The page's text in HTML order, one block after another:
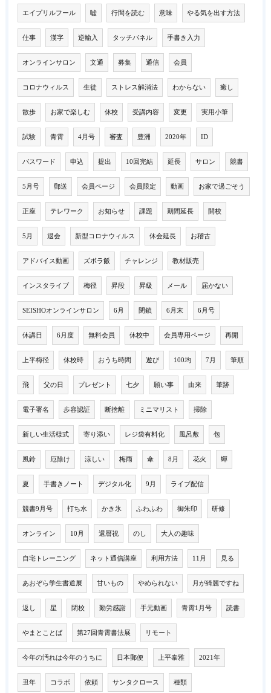
エイプリルフール 嘘 行間を読む 意味 やる気を出す方法
仕事 漢字 逆輸入 タッチパネル 手書き入力
オンラインサロン 文通 募集 通信 会員
コロナウィルス 生徒 ストレス解消法 わからない 癒し
散歩 お家で楽しむ 休校 受講内容 変更 実用小筆
試験 青霄 4月号 審査 豊洲 2020年 ID
パスワード 申込 提出 10回完結 延長 サロン 競書
5月号 郵送 会員ページ 会員限定 動画 お家で過ごそう
正座 テレワーク お知らせ 課題 期間延長 開校
5月 退会 新型コロナウィルス 休会延長 お稽古
アドバイス動画 ズボラ飯 チャレンジ 教材販売
インスタライブ 梅径 昇段 昇級 メール 届かない
SEISHOオンラインサロン 6月 閉鎖 6月末 6月号
休講日 6月度 無料会員 休校中 会員専用ページ 再開
上平梅径 休校時 おうち時間 遊び 100均 7月 筆順
飛 父の日 プレゼント 七夕 願い事 由来 筆跡
電子署名 歩容認証 断捨離 ミニマリスト 掃除
新しい生活様式 寄り添い レジ袋有料化 風呂敷 包
風鈴 厄除け 涼しい 梅雨 傘 8月 花火 蟬
夏 手書きノート デジタル化 9月 ライブ配信
競書9月号 打ち水 かき氷 ふわふわ 御朱印 研修
オンライン 10月 還暦祝 のし 大人の趣味
自宅トレーニング ネット通信講座 利用方法 11月 見る
あおぞら学生書道展 甘いもの やめられない 月が綺麗ですね
返し 星 閉校 勤労感謝 手元動画 青霄1月号 読書
やまとことば 第27回青霄書法展 リモート
今年の汚れは今年のうちに 日本郵便 上平泰雅 2021年
丑年 コラボ 依頼 サンタクロース 種類